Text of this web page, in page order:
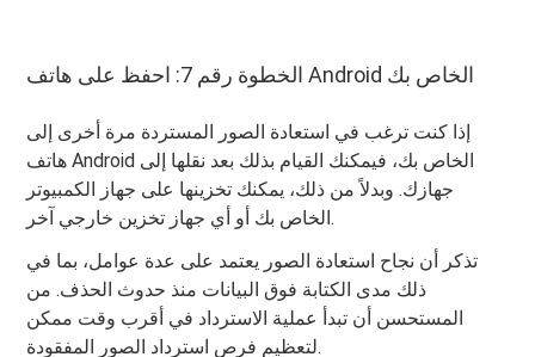
الخطوة رقم 7: احفظ على هاتف Android الخاص بك
إذا كنت ترغب في استعادة الصور المستردة مرة أخرى إلى
هاتف Android الخاص بك، فيمكنك القيام بذلك بعد نقلها إلى
جهازك. وبدلاً من ذلك، يمكنك تخزينها على جهاز الكمبيوتر
الخاص بك أو أي جهاز تخزين خارجي آخر.
تذكر أن نجاح استعادة الصور يعتمد على عدة عوامل، بما في
ذلك مدى الكتابة فوق البيانات منذ حدوث الحذف. من
المستحسن أن تبدأ عملية الاسترداد في أقرب وقت ممكن
لتعظيم فرص استرداد الصور المفقودة.